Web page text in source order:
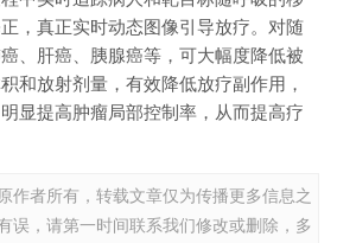
，真正实时动态图像引导放疗。对随
、肝癌、胰腺癌等，可大幅度降低被
和放射剂量，有效降低放疗副作用，
显提高肿瘤局部控制率，从而提高疗
作者所有，转载文章仅为传播更多信息之
误，请第一时间联系我们修改或删除，多